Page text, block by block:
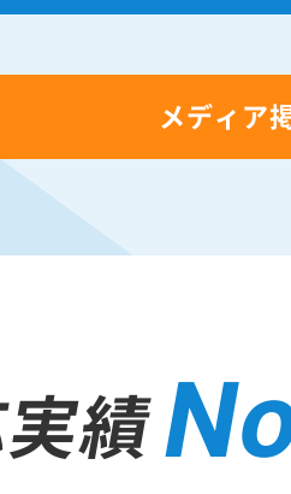
メディア
績